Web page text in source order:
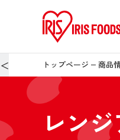
＜ トップページ 商品
レン